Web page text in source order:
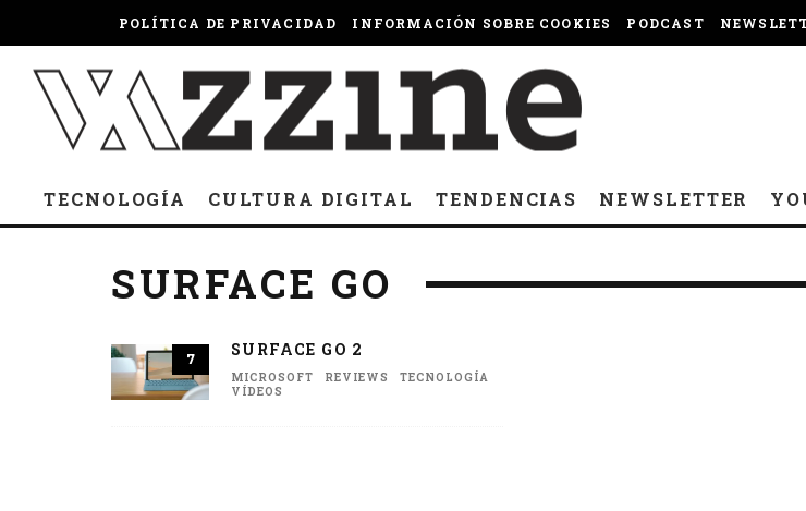
POLÍTICA DE PRIVACIDAD INFORMACIÓN SOBRE COOKIES PODCAST
TECNOLOGÍA CULTURA DIGITAL TENDENCIAS NEWSLETTER
SURFACE GO
7 SURFACE GO 2
MICROSOFT REVIEWS
TECNOLOGÍA
VÍDEOS